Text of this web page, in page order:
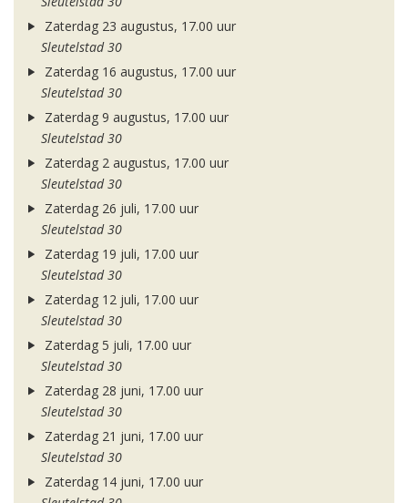
Zaterdag 23 augustus, 17.00 uur
Sleutelstad 30
Zaterdag 16 augustus, 17.00 uur
Sleutelstad 30
Zaterdag 9 augustus, 17.00 uur
Sleutelstad 30
Zaterdag 2 augustus, 17.00 uur
Sleutelstad 30
Zaterdag 26 juli, 17.00 uur
Sleutelstad 30
Zaterdag 19 juli, 17.00 uur
Sleutelstad 30
Zaterdag 12 juli, 17.00 uur
Sleutelstad 30
Zaterdag 5 juli, 17.00 uur
Sleutelstad 30
Zaterdag 28 juni, 17.00 uur
Sleutelstad 30
Zaterdag 21 juni, 17.00 uur
Sleutelstad 30
Zaterdag 14 juni, 17.00 uur